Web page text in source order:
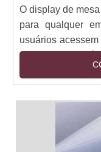
O display de
para qualquer
usuários
e eficiente,
experiência de
ideal para
é resistente,
qualidade de
instalar e
prático para